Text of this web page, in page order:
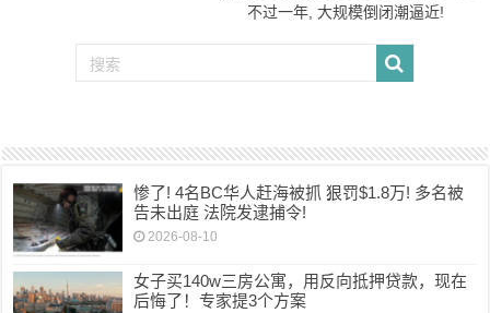
不过一年, 大规模倒闭潮逼近!
惨了! 4名BC华人赶海被抓 狠罚$1.8万! 多名被
告未出庭 法院发逮捕令!
2026-08-10
女子买140w三房公寓，用反向抵押贷款，现在
后悔了！专家提3个方案